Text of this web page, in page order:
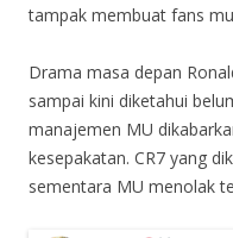
tampak membuat fans
Drama masa depan
sampai kini diketahui
manajemen MU
kesepakatan. CR7 yang
sementara MU menolak